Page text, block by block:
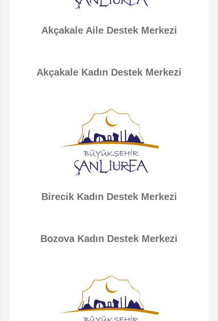
Akçakale Aile Destek Merkezi
Akçakale Kadın Destek Merkezi
Birecik Kadın Destek Merkezi
Bozova Kadın Destek Merkezi